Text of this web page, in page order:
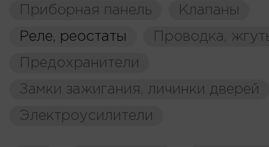
Приборная панель
Клапаны
Реле, реостаты
Проводка,
Предохранители
Замки зажигания, личинки дверей
Электроусилители